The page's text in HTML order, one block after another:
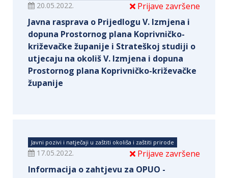
Prijave završene
20.05.2022.
Javna rasprava o Prijedlogu V. Izmjena i
dopuna Prostornog plana Koprivničko-
križevačke županije i Strateškoj studiji o
utjecaju na okoliš V. Izmjena i dopuna
Prostornog plana Koprivničko-križevačke
županije
Javni pozivi i natječaji u zaštiti okoliša i zaštiti prirode
Prijave završene
17.05.2022.
Informacija o zahtjevu za OPUO -